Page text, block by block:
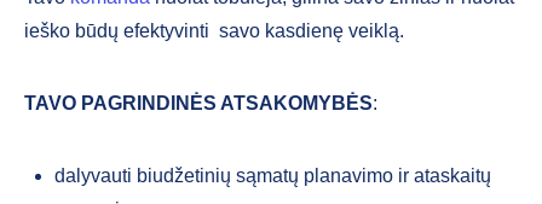
ieško būdų efektyvinti savo kasdienę veiklą.
TAVO PAGRINDINĖS ATSAKOMYBĖS:
dalyvauti biudžetinių sąmatų planavimo ir ataskaitų